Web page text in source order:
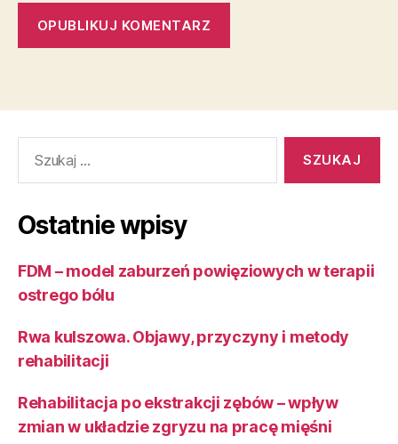
Ostatnie wpisy
FDM – model zaburzeń powięziowych w terapii
ostrego bólu
Rwa kulszowa. Objawy, przyczyny i metody
rehabilitacji
Rehabilitacja po ekstrakcji zębów – wpływ
zmian w układzie zgryzu na pracę mięśni